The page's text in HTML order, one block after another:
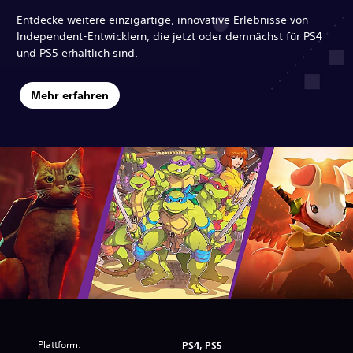
Entdecke weitere einzigartige, innovative Erlebnisse von
Independent-Entwicklern, die jetzt oder demnächst für PS4
und PS5 erhältlich sind.
Mehr erfahren
Plattform: PS4, PS5